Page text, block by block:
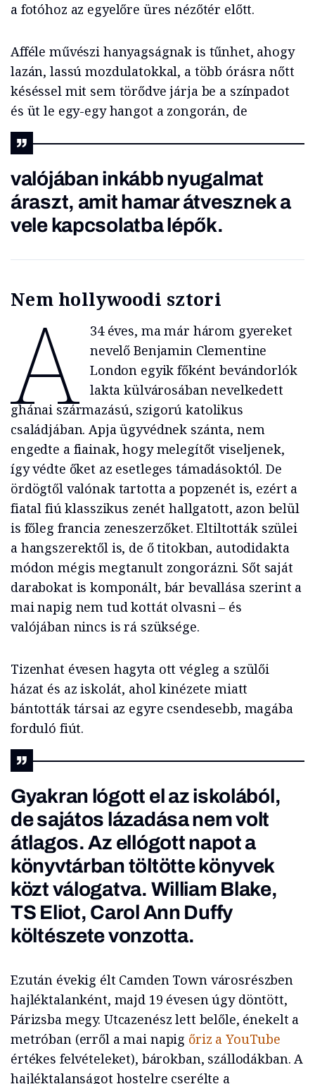
a fotóhoz az egyelőre üres nézőtér előtt.
Afféle művészi hanyagságnak is tűnhet, ahogy
lazán, lassú mozdulatokkal, a több órásra nőtt
késéssel mit sem törődve járja be a színpadot
és üt le egy-egy hangot a zongorán, de
valójában inkább nyugalmat
áraszt, amit hamar átvesznek a
vele kapcsolatba lépők.
Nem hollywoodi sztori
A
34 éves, ma már három gyereket
nevelő Benjamin Clementine
London egyik főként bevándorlók
lakta külvárosában nevelkedett
ghánai származású, szigorú katolikus
családjában. Apja ügyvédnek szánta, nem
engedte a fiainak, hogy melegítőt viseljenek,
így védte őket az esetleges támadásoktól. De
ördögtől valónak tartotta a popzenét is, ezért a
fiatal fiú klasszikus zenét hallgatott, azon belül
is főleg francia zeneszerzőket. Eltiltották szülei
a hangszerektől is, de ő titokban, autodidakta
módon mégis megtanult zongorázni. Sőt saját
darabokat is komponált, bár bevallása szerint a
mai napig nem tud kottát olvasni – és
valójában nincs is rá szüksége.
Tizenhat évesen hagyta ott végleg a szülői
házat és az iskolát, ahol kinézete miatt
bántották társai az egyre csendesebb, magába
forduló fiút.
Gyakran lógott el az iskolából,
de sajátos lázadása nem volt
átlagos. Az ellógott napot a
könyvtárban töltötte könyvek
közt válogatva. William Blake,
TS Eliot, Carol Ann Duffy
költészete vonzotta.
Ezután évekig élt Camden Town városrészben
hajléktalanként, majd 19 évesen úgy döntött,
Párizsba megy. Utcazenész lett belőle, énekelt a
metróban (erről a mai napig őriz a YouTube
értékes felvételeket), bárokban, szállodákban. A
hajléktalanságot hostelre cserélte a